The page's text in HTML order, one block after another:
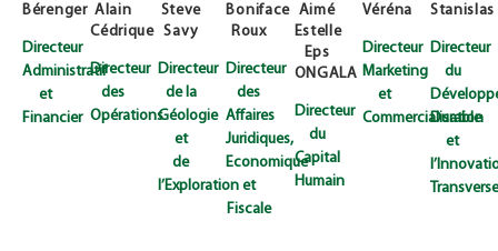
Bérenger
Directeur
Administratif
et
Financier
Alain
Cédrique
Directeur
des
Opérations
Steve
Savy
Directeur
de la
Géologie
et
de
l’Exploration
Boniface
Roux
Directeur
des
Affaires
Juridiques,
Economique
et
Fiscale
Aimé
Estelle
Eps
ONGALA
Directeur
du
Capital
Humain
Véréna
Directeur
Marketing
et
Commercialisation
Stanislas
Directeur
du
Durable
et
Transverse